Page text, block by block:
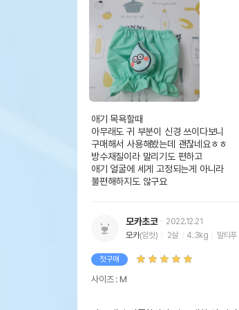
애기 목욕할때
아무래도 귀 부분이 신경 쓰이다보니
구매해서 사용해봤는데 괜찮네요ㅎㅎ
방수재질이라 말리기도 편하고
애기 얼굴에 세게 고정되는게 아니라
불편해하지도 않구요
모카초코
2022.12.21
모카(암컷) 2살 4.3kg 말티푸
첫구매
사이즈 : M